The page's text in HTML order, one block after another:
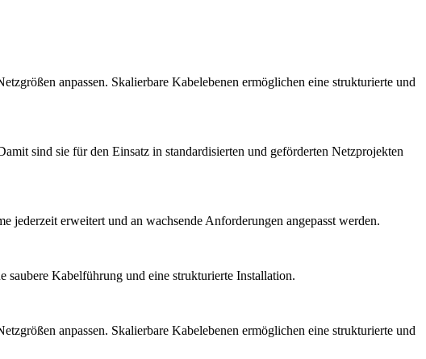
anpassen. Skalierbare Kabelebenen ermöglichen eine strukturierte und
sind sie für den Einsatz in standardisierten und geförderten Netzprojekten
jederzeit erweitert und an wachsende Anforderungen angepasst werden.
Kabelführung und eine strukturierte Installation.
anpassen. Skalierbare Kabelebenen ermöglichen eine strukturierte und